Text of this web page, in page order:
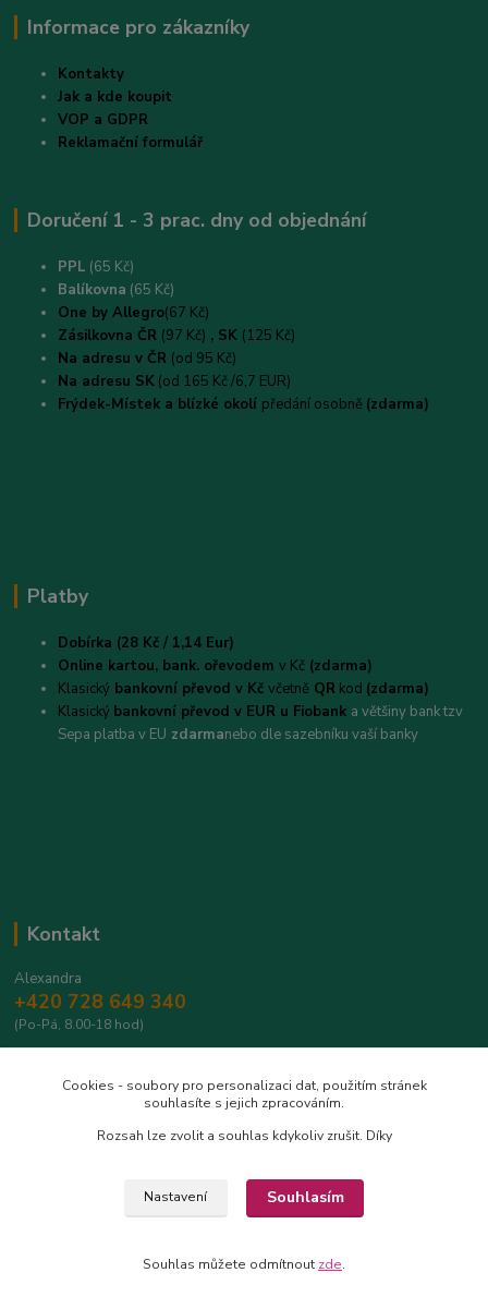
Informace pro zákazníky
Kontakty
Jak a kde koupit
VOP a GDPR
Reklamační formulář
Doručení 1 - 3 prac. dny od objednání
PPL (65 Kč)
Balíkovna (65 Kč)
One by Allegro(67 Kč)
Zásilkovna ČR (97 Kč) , SK (125 Kč)
Na adresu v ČR (od 95 Kč)
Na adresu SK (od 165 Kč /6,7 EUR)
Frýdek-Místek a blízké okolí předání osobně (zdarma)
Platby
Dobírka (28 Kč / 1,14 Eur)
Online kartou, bank. ořevodemv Kč (zdarma)
Klasický bankovní převod v Kčvčetně QR kod (zdarma)
Klasický bankovní převod v EUR u Fiobank a většiny bank tzv
Sepa platba v EU zdarmanebo dle sazebníku vaší banky
Kontakt
Alexandra
+420 728 649 340
(Po-Pá, 8.00-18 hod)
Upravit sběr cookies.
Cookies - soubory pro personalizaci dat, použitím stránek
souhlasíte s jejich zpracováním.
Rozsah lze zvolit a souhlas kdykoliv zrušit. Díky
Nastavení Souhlasím
Souhlas můžete odmítnout zde.